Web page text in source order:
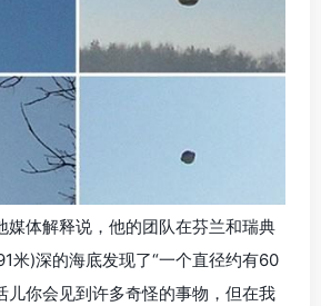
媒体解释说，他的团队在芬兰和瑞典
米)深的海底发现了“一个直径约有60
儿你会见到许多奇怪的事物，但在我